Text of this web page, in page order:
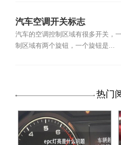
汽车空调开关标志
汽车的空调控制区域有很多开关，
制区域有两个旋钮，一个旋钮是...
热门